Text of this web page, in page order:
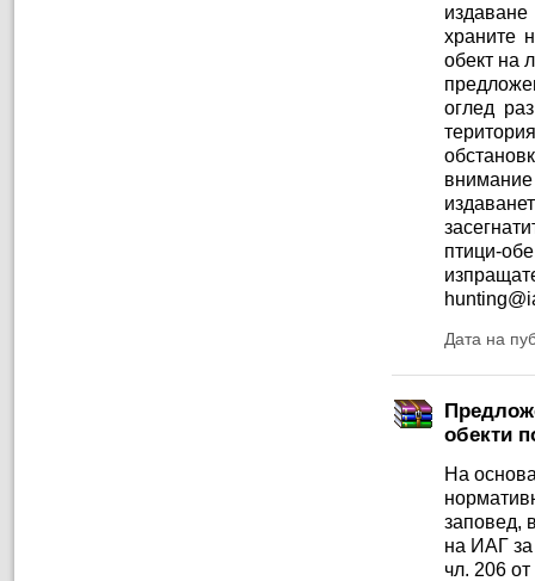
храните
обект на
оглед
внимание
птици-
Дата на
обекти
На
заповед,
на ИАГ за
чл. 206